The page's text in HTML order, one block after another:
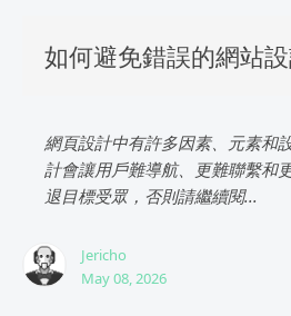
如何避免錯誤的網站
網頁設計中有許多因素、元素和
計會讓用戶難導航、更難聯繫和
退目標受眾，否則請繼續閱...
Jericho
May 08, 2026